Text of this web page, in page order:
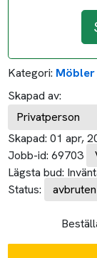
Kategori:
Skapad av:
Privatperson
Skapad: 01 apr,
Jobb-id: 69703
Lägsta bud:
Status: